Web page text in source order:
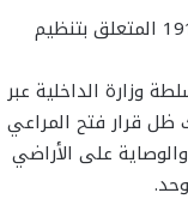
1. الظهير الشريف الصادر في 27 أبريل 1919 المتعلق بتنظيم
وزارة الداخلية عبر
ظل قرار فتح المراعي
على الأراضي